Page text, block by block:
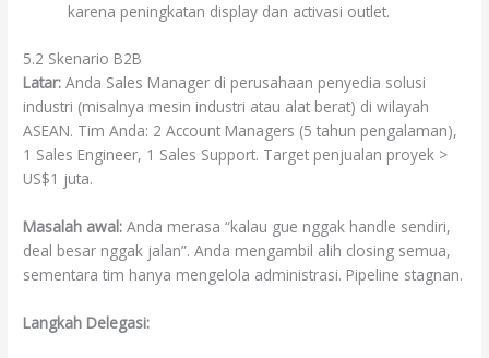
karena peningkatan display dan activasi outlet.
5.2 Skenario B2B
Latar: Anda Sales Manager di perusahaan penyedia solusi
industri (misalnya mesin industri atau alat berat) di wilayah
ASEAN. Tim Anda: 2 Account Managers (5 tahun pengalaman),
1 Sales Engineer, 1 Sales Support. Target penjualan proyek >
US$1 juta.
Masalah awal: Anda merasa “kalau gue nggak handle sendiri,
deal besar nggak jalan”. Anda mengambil alih closing semua,
sementara tim hanya mengelola administrasi. Pipeline stagnan.
Langkah Delegasi: